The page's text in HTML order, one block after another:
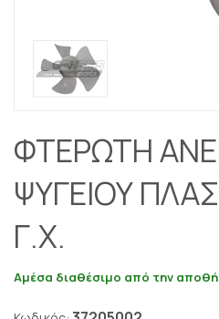
ΦΤΕΡΩΤΗ
ΨΥΓΕΙΟΥ
Γ.Χ.
Αμέσα διαθέσιμο από την